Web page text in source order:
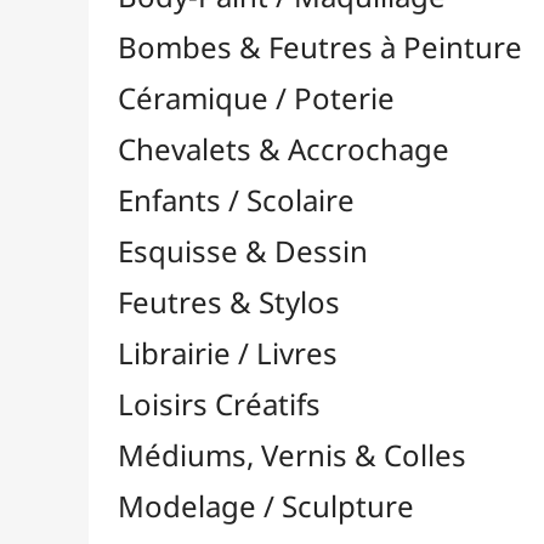
Feutres & Stylos
Librairie / Livres
Loisirs Créatifs
Médiums, Vernis & Colles
Modelage / Sculpture
Peintures / Couleurs
Accessoires
Colour Shapers
Couteaux à Peindre
Éponges
Lampes UV
Mannequins
Nettoyage / Savons